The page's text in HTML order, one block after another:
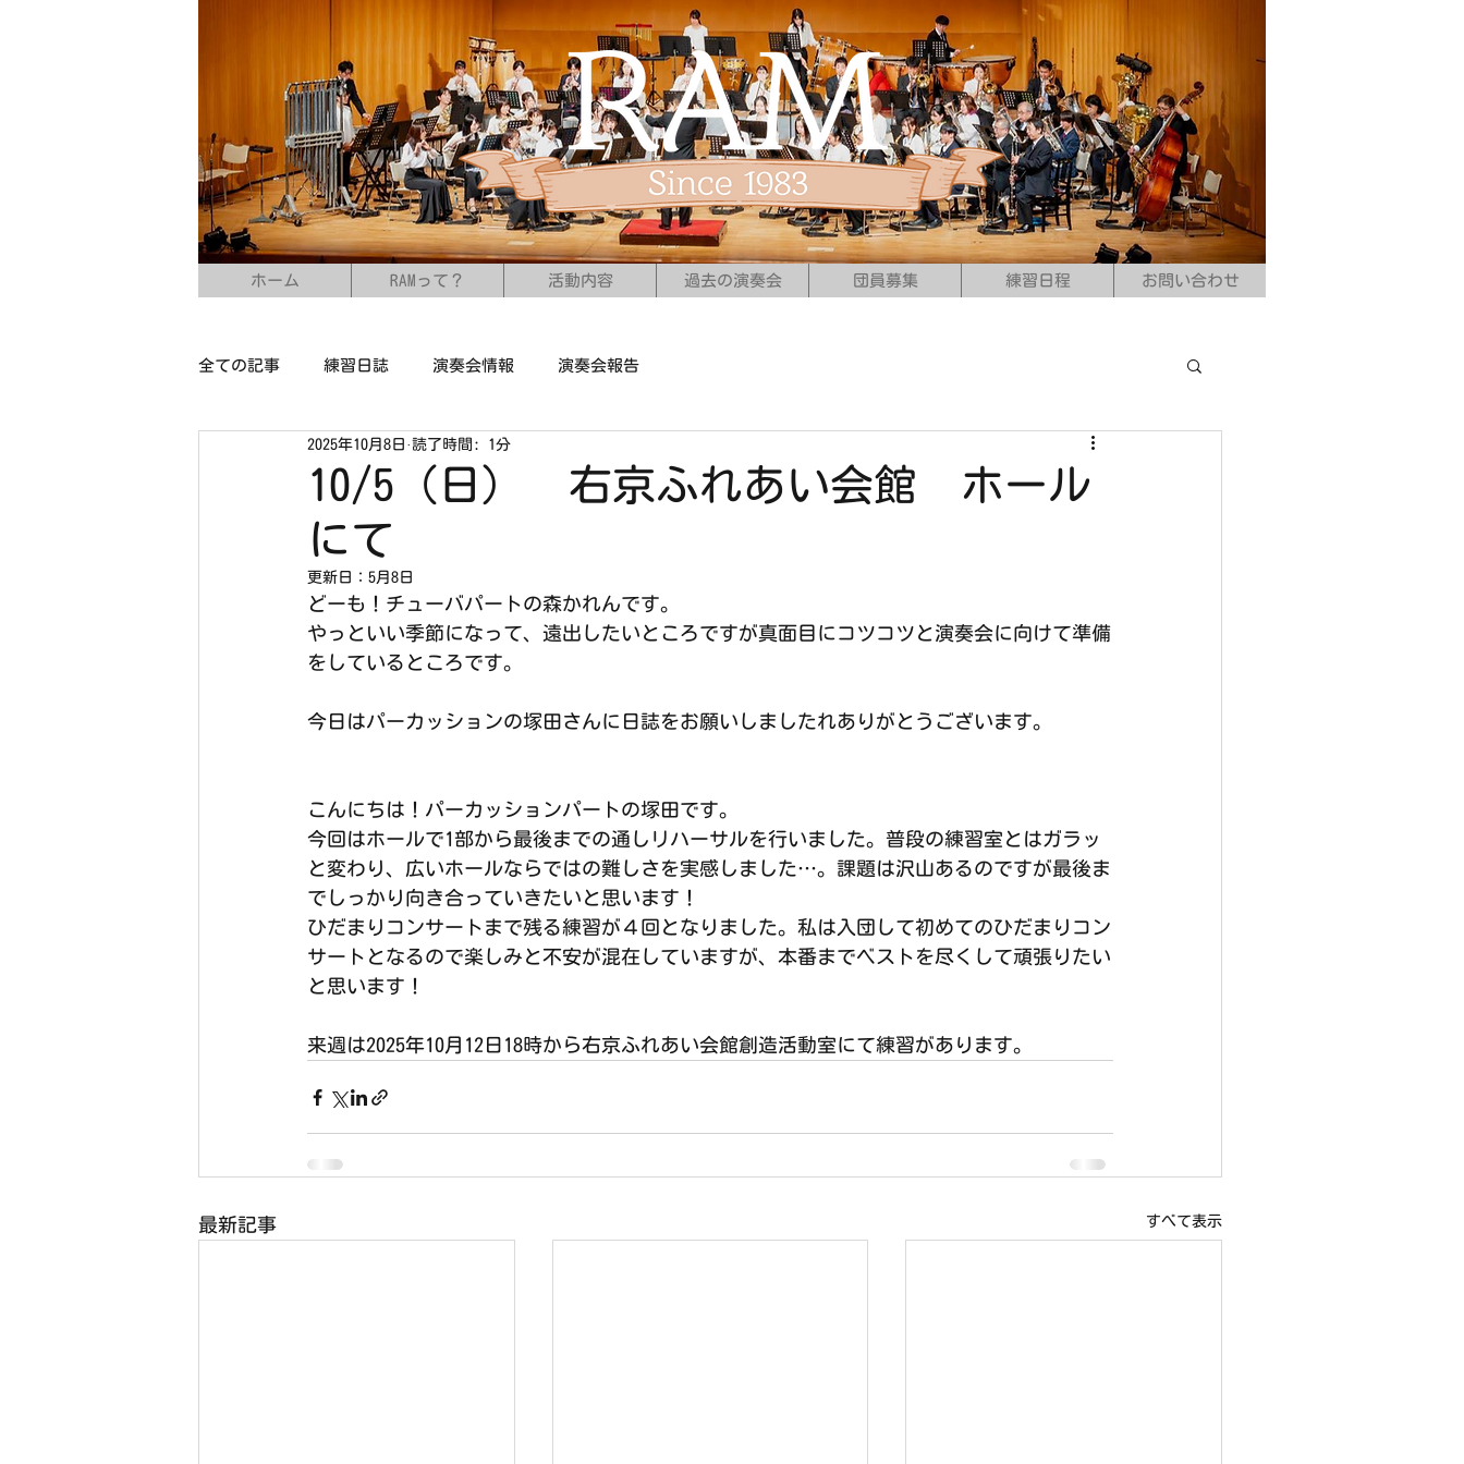
ホーム RAMって？ 活動内容 過去の演奏会 団員募集 練習日程 お問い合わせ
全ての記事 練習日誌 演奏会情報 演奏会報告
10/5（日） 右京ふれあい会館 ホール
にて
2025年10月8日 読了時間: 1分
更新日： 5月8日
どーも！チューバパートの森かれんです。
やっといい季節になって、遠出したいところですが真面目にコツコツと演奏会に向けて準備
をしているところです。
今日はパーカッションの塚田さんに日誌をお願いしましたれありがとうございます。
こんにちは！パーカッションパートの塚田です。
今回はホールで1部から最後までの通しリハーサルを行いました。普段の練習室とはガラッ
と変わり、広いホールならではの難しさを実感しました…。課題は沢山あるのですが最後ま
でしっかり向き合っていきたいと思います！
ひだまりコンサートまで残る練習が４回となりました。私は入団して初めてのひだまりコン
サートとなるので楽しみと不安が混在していますが、本番までベストを尽くして頑張りたい
と思います！
来週は2025年10月12日18時から右京ふれあい会館創造活動室にて練習があります。
最新記事 すべて表示